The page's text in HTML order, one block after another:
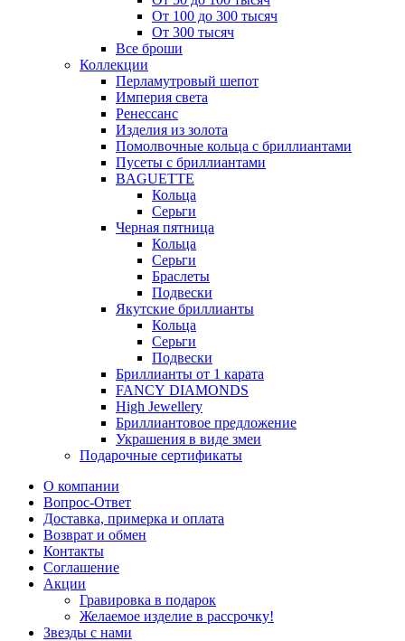
От 100 до 300 тысяч
От 300 тысяч
Все броши
Коллекции
Перламутровый шепот
Империя света
Ренессанс
Изделия из золота
Помолвочные кольца с бриллиантами
Пусеты с бриллиантами
BAGUETTE
Кольца
Серьги
Черная пятница
Кольца
Серьги
Браслеты
Подвески
Якутские бриллианты
Кольца
Серьги
Подвески
Бриллианты от 1 карата
FANCY DIAMONDS
High Jewellery
Бриллиантовое предложение
Украшения в виде змеи
Подарочные сертификаты
О компании
Вопрос-Ответ
Доставка, примерка и оплата
Возврат и обмен
Контакты
Соглашение
Акции
Гравировка в подарок
Желаемое изделие в рассрочку!
Звезды с нами